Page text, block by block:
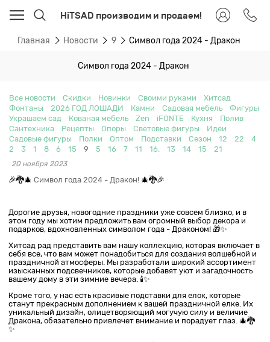
HiTSAD производим и продаем!
Главная Новости 9 Символ года 2024 - Дракон
Символ года 2024 - Дракон
Все новости Скидки Новинки Своими руками
Хитсад
Фонтаны
2026 ГОД ЛОШАДИ Камни Садовая мебель
Фигуры
Украшаем сад
Кованая мебель Zen iFONTE Кухня
Полив
Сантехника
Рецепты Опоры Световые фигуры
Идеи
Садовые фигуры
Полки Оптом Подставки Сезон 12 22
4
2
3 1 8 6 15 9 5 16 7 11 16. 13 14 15 21
20 ноября 2023
🎉🐉🎄 Символ года 2024 - Дракон!🎄🐉🎉
Дорогие друзья, новогодние праздники уже совсем близко, и в
этом году мы хотим предложить вам огромный выбор декора и
подарков, вдохновленных символом года - Драконом! 🎁✨
Хитсад рад представить вам нашу коллекцию, которая включает в
себя все, что вам может понадобиться для создания волшебной и
праздничной атмосферы. Мы разработали широкий ассортимент
изысканных подсвечников, которые добавят уют и загадочность
вашему дому в эти зимние вечера. 🕯️✨
Кроме того, у нас есть красивые подставки для елок, которые
станут прекрасным дополнением к вашей праздничной елке. Их
уникальный дизайн, олицетворяющий могучую силу и величие
Дракона, обязательно привлечет внимание и порадует глаз. 🎄🐉
✨